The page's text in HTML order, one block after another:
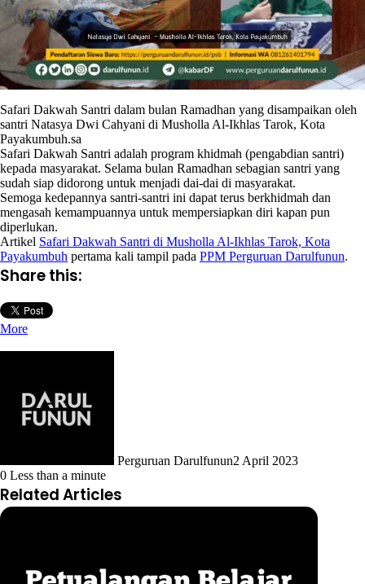
Safari Dakwah Santri dalam bulan Ramadhan yang disampaikan oleh
santri Natasya Dwi Cahyani di Musholla Al-Ikhlas Tarok, Kota
Payakumbuh.sa
Safari Dakwah Santri adalah program khidmah (pengabdian santri)
kepada masyarakat. Selama bulan Ramadhan sebagian santri yang
sudah siap didorong untuk menjadi dai-dai di masyarakat.
Semoga kedepannya santri-santri ini dapat terus berkhidmah dan
mengasah kemampuannya untuk mempersiapkan diri kapan pun
diperlukan.
Artikel Safari Dakwah Santri di Musholla Al-Ikhlas Tarok, Kota
Payakumbuh pertama kali tampil pada PPM Perguruan Darulfunun.
Share this:
More
Perguruan Darulfunun2 April 2023
0 Less than a minute
Related Articles